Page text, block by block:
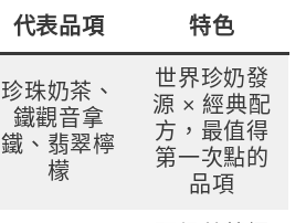
代表品項 特色
珍珠奶茶、
鐵觀音拿
鐵、翡翠檸
檬
世界珍奶發
源 × 經典配
方，最值得
第一次點的
品項